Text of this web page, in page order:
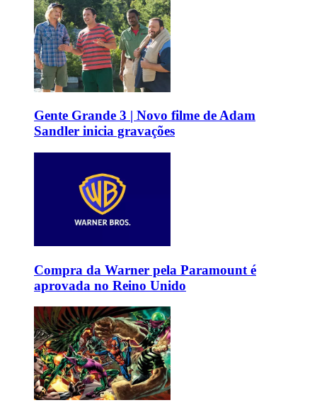
Gente Grande 3 | Novo filme de Adam
Sandler inicia gravações
Compra da Warner pela Paramount é
aprovada no Reino Unido